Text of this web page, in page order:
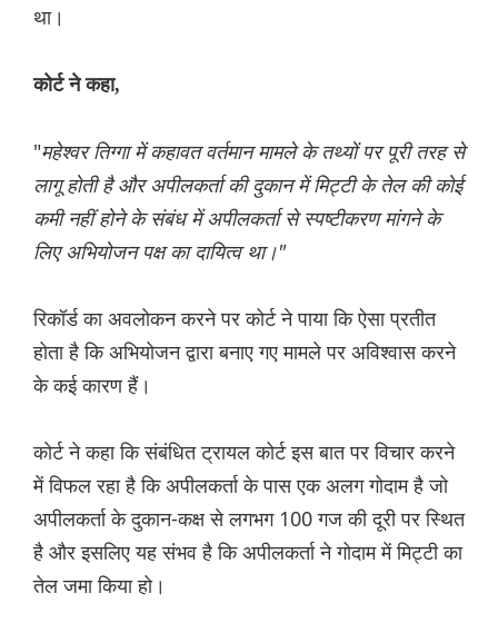
था।
कोर्ट ने कहा,
"महेश्वर तिग्गा में कहावत वर्तमान मामले के तथ्यों पर पूरी तरह से
लागू होती है और अपीलकर्ता की दुकान में मिट्टी के तेल की कोई
कमी नहीं होने के संबंध में अपीलकर्ता से स्पष्टीकरण मांगने के
लिए अभियोजन पक्ष का दायित्व था।"
रिकॉर्ड का अवलोकन करने पर कोर्ट ने पाया कि ऐसा प्रतीत
होता है कि अभियोजन द्वारा बनाए गए मामले पर अविश्वास करने
के कई कारण हैं।
कोर्ट ने कहा कि संबंधित ट्रायल कोर्ट इस बात पर विचार करने
में विफल रहा है कि अपीलकर्ता के पास एक अलग गोदाम है जो
अपीलकर्ता के दुकान-कक्ष से लगभग 100 गज की दूरी पर स्थित
है और इसलिए यह संभव है कि अपीलकर्ता ने गोदाम में मिट्टी का
तेल जमा किया हो।